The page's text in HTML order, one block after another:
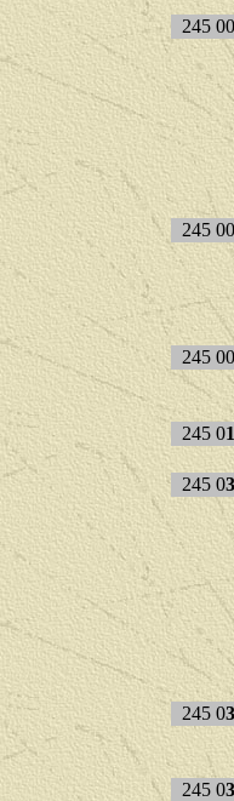
245 00
245 00
245 00
245 0
245 0
245 0
245 0